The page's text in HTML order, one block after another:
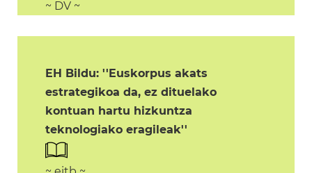
~ DV ~
EH Bildu: ''Euskorpus akats
estrategikoa da, ez dituelako
kontuan hartu hizkuntza
teknologiako eragileak''